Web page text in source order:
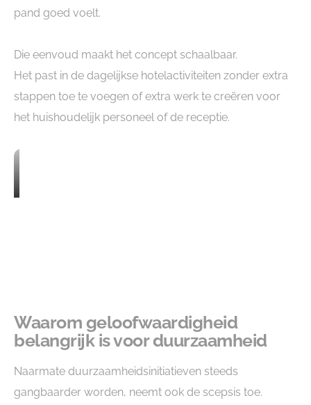
pand goed voelt.
Die eenvoud maakt het concept schaalbaar.
Het past in de dagelijkse hotelactiviteiten zonder extra
stappen toe te voegen of extra werk te creëren voor
het huishoudelijk personeel of de receptie.
Waarom geloofwaardigheid
belangrijk is voor duurzaamheid
Naarmate duurzaamheidsinitiatieven steeds
gangbaarder worden, neemt ook de scepsis toe.